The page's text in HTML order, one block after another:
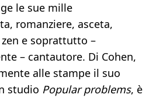
le sue mille
romanziere, asceta,
e soprattutto –
– cantautore. Di Cohen,
alle stampe il suo
studio Popular problems, è